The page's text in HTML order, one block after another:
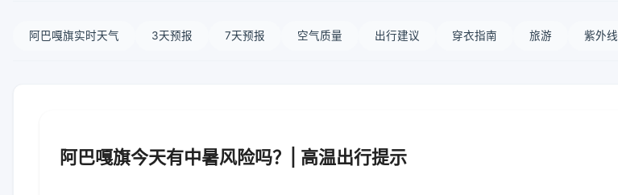
阿巴嘎旗实时天气 3天预报 7天预报 空气质量 出行建议 穿衣指南 旅游 紫外线
阿巴嘎旗今天有中暑风险吗？| 高温出行提示